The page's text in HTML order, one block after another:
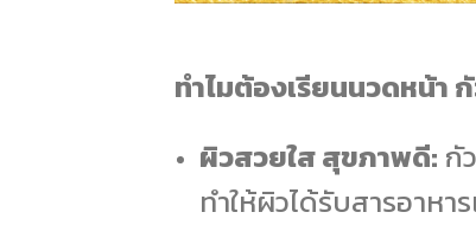
ทำไมต้องเรียนนวดหน้า
ผิวสวยใส สุขภาพดี: กั
ทำให้ผิวได้รับสารอาห